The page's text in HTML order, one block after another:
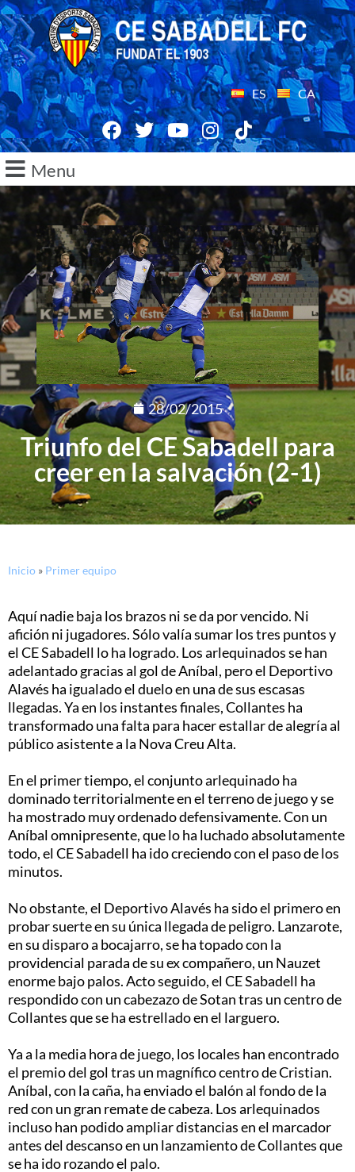
ES CA
Menu
28/02/2015
Triunfo del CE Sabadell para
creer en la salvación (2-1)
Inicio » Primer equipo
Aquí nadie baja los brazos ni se da por vencido. Ni
afición ni jugadores. Sólo valía sumar los tres puntos y
el CE Sabadell lo ha logrado. Los arlequinados se han
adelantado gracias al gol de Aníbal, pero el Deportivo
Alavés ha igualado el duelo en una de sus escasas
llegadas. Ya en los instantes finales, Collantes ha
transformado una falta para hacer estallar de alegría al
público asistente a la Nova Creu Alta.
En el primer tiempo, el conjunto arlequinado ha
dominado territorialmente en el terreno de juego y se
ha mostrado muy ordenado defensivamente. Con un
Aníbal omnipresente, que lo ha luchado absolutamente
todo, el CE Sabadell ha ido creciendo con el paso de los
minutos.
No obstante, el Deportivo Alavés ha sido el primero en
probar suerte en su única llegada de peligro. Lanzarote,
en su disparo a bocajarro, se ha topado con la
providencial parada de su ex compañero, un Nauzet
enorme bajo palos. Acto seguido, el CE Sabadell ha
respondido con un cabezazo de Sotan tras un centro de
Collantes que se ha estrellado en el larguero.
Ya a la media hora de juego, los locales han encontrado
el premio del gol tras un magnífico centro de Cristian.
Aníbal, con la caña, ha enviado el balón al fondo de la
red con un gran remate de cabeza. Los arlequinados
incluso han podido ampliar distancias en el marcador
antes del descanso en un lanzamiento de Collantes que
se ha ido rozando el palo.